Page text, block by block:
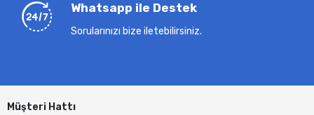
Whatsapp ile Destek
Sorularınızı bize iletebilirsiniz.
Müşteri Hattı